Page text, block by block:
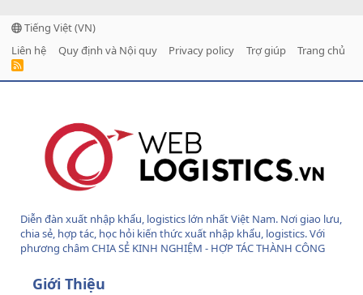
Tiếng Việt (VN)
Liên hệ
Quy định và Nội quy Privacy policy Trợ giúp Trang chủ
R
Diễn đàn xuất nhập khẩu, logistics lớn nhất Việt Nam. Nơi giao lưu,
chia sẻ, hợp tác, học hỏi kiến thức xuất nhập khẩu, logistics. Với
phương châm CHIA SẺ KINH NGHIỆM - HỢP TÁC THÀNH CÔNG
Giới Thiệu